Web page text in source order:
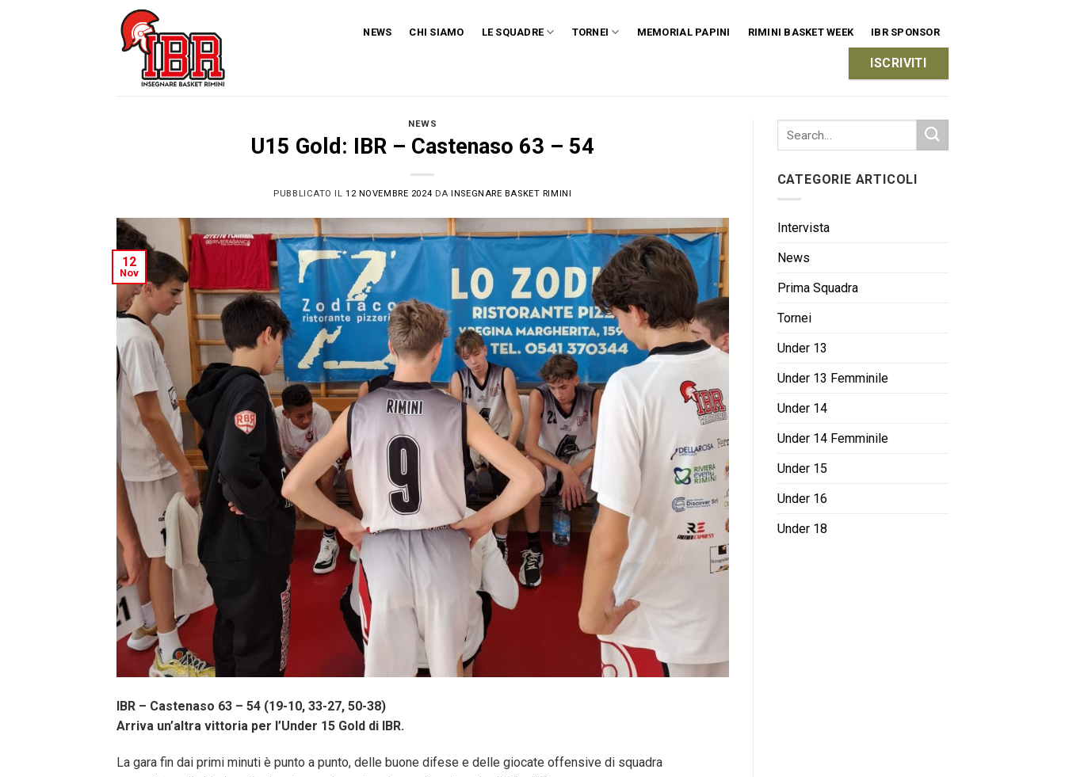
NEWS CHI SIAMO LE SQUADRE TORNEI MEMORIAL PAPINI RIMINI BASKET WEEK IBR SPONSOR
ISCRIVITI
NEWS
U15 Gold: IBR – Castenaso 63 – 54
PUBBLICATO IL12 NOVEMBRE 2024 DAINSEGNARE BASKET RIMINI
12
Nov
IBR – Castenaso 63 – 54 (19-10, 33-27, 50-38)
Arriva un’altra vittoria per l’Under 15 Gold di IBR.
La gara fin dai primi minuti è punto a punto, delle buone difese e delle giocate offensive di squadra
CATEGORIE ARTICOLI
Intervista
News
Prima Squadra
Tornei
Under 13
Under 13 Femminile
Under 14
Under 14 Femminile
Under 15
Under 16
Under 18